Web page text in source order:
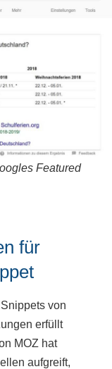
Featured
für
von
erfüllt
MOZ hat
aufgreift,